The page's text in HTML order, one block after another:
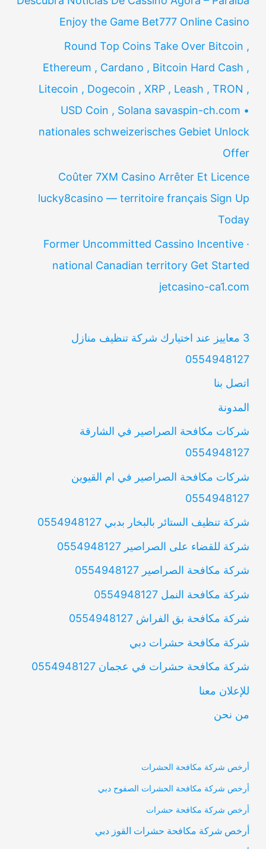
Enjoy the Game Bet777 Online Casino
Round Top Coins Take Over Bitcoin ,
Ethereum , Cardano , Bitcoin Hard Cash ,
Litecoin , Dogecoin , XRP , Leash , TRON ,
USD Coin , Solana savaspin-ch.com •
nationales schweizerisches Gebiet Unlock
Offer
Coûter 7XM Casino Arrêter Et Licence
lucky8casino — territoire français Sign Up
Today
Former Uncommitted Cassino Incentive ·
national Canadian territory Get Started
jetcasino-ca1.com
3 معاييز عند اختيارك شركة تنظيف منازل
0554948127
اتصل بنا
المدونة
شركات مكافحة الصراصير في الشارقة
0554948127
شركات مكافحة الصراصير في ام القيوين
0554948127
شركة تنظيف الستائر بالبخار بدبي 0554948127
شركة للقضاء على الصراصير 0554948127
شركة مكافحة الصراصير 0554948127
شركة مكافحة النمل 0554948127
شركة مكافحة بق الفراش 0554948127
شركة مكافحة حشرات دبي
شركة مكافحة حشرات في عجمان 0554948127
للإعلان معنا
من نحن
أرخص شركة مكافحة الحشرات
أرخص شركة مكافحة الحشرات الصفوح دبي
أرخص شركة مكافحة حشرات
أرخص شركة مكافحة حشرات القوز دبي